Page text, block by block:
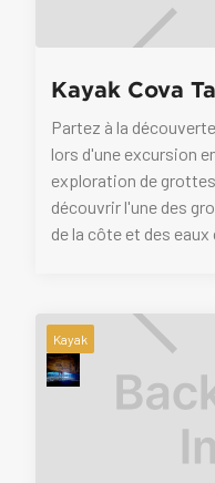
Kayak Cova
Partez à la
lors d'une excursion
exploration de
découvrir l'une des
de la côte et des
Kayak